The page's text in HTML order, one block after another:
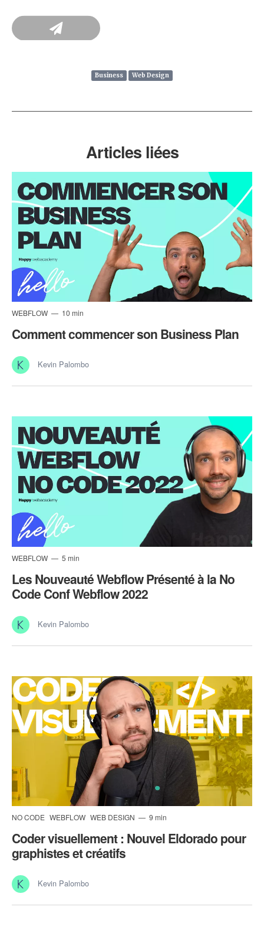
Business Web Design
Articles liées
WEBFLOW 10 min
Comment commencer son Business Plan
Kevin Palombo
WEBFLOW 5 min
Les Nouveauté Webflow Présenté à la No
Code Conf Webflow 2022
Kevin Palombo
NO CODE WEBFLOW WEB DESIGN 9 min
Coder visuellement : Nouvel Eldorado pour
graphistes et créatifs
Kevin Palombo